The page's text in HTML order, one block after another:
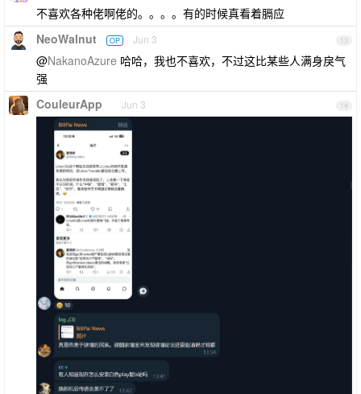
不喜欢各种佬啊佬的。。。。有的时候真看着膈应
13
NeoWalnut OP Jun 3
@NakanoAzure 哈哈，我也不喜欢，不过这比某些人满身戾气
强
14
CouleurApp Jun 3